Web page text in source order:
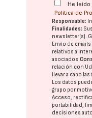
He
Política de
Responsable:
Finalidades:
newsletter(s).
Envío de
relativos a
asociados.
relación con
llevar a cabo
Los datos
grupo por
Acceso,
portabilidad,
decisiones